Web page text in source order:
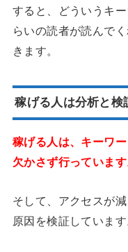
すると、どういうキ
らいの読者が読んで
きます。
稼げる人は分析と検
稼げる人は、キーワ
欠かさず行っています
そして、アクセスが
原因を検証しています